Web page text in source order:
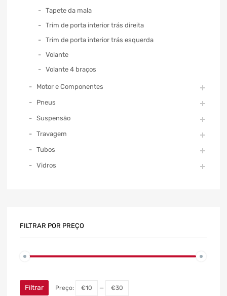
Tapete da mala
Trim de porta interior trás direita
Trim de porta interior trás esquerda
Volante
Volante 4 braços
Motor e Componentes
Pneus
Suspensão
Travagem
Tubos
Vidros
FILTRAR POR PREÇO
Filtrar Preço: €10 — €30